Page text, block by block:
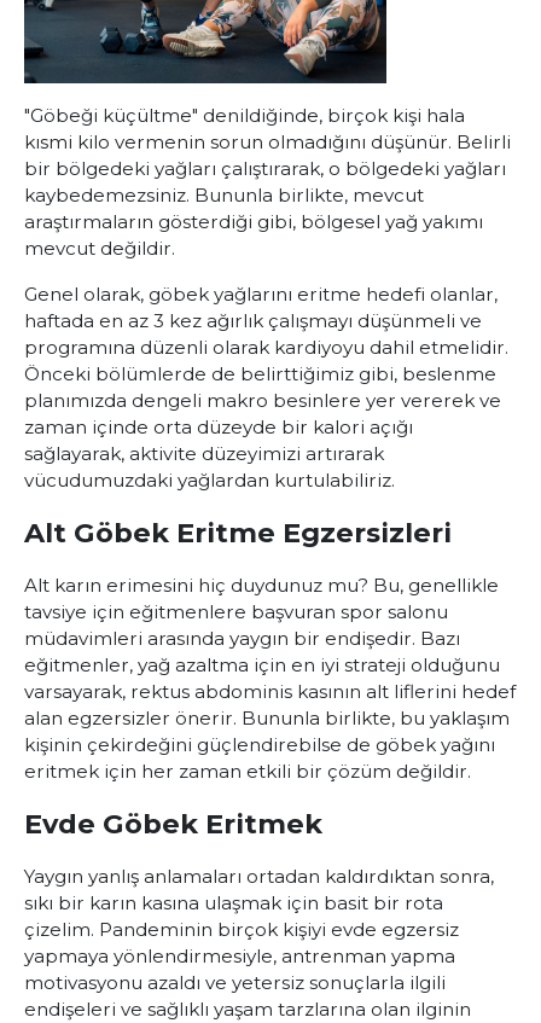
"Göbeği küçültme" denildiğinde, birçok kişi hala
kısmi kilo vermenin sorun olmadığını düşünür. Belirli
bir bölgedeki yağları çalıştırarak, o bölgedeki yağları
kaybedemezsiniz. Bununla birlikte, mevcut
araştırmaların gösterdiği gibi, bölgesel yağ yakımı
mevcut değildir.
Genel olarak, göbek yağlarını eritme hedefi olanlar,
haftada en az 3 kez ağırlık çalışmayı düşünmeli ve
programına düzenli olarak kardiyoyu dahil etmelidir.
Önceki bölümlerde de belirttiğimiz gibi, beslenme
planımızda dengeli makro besinlere yer vererek ve
zaman içinde orta düzeyde bir kalori açığı
sağlayarak, aktivite düzeyimizi artırarak
vücudumuzdaki yağlardan kurtulabiliriz.
Alt Göbek Eritme Egzersizleri
Alt karın erimesini hiç duydunuz mu? Bu, genellikle
tavsiye için eğitmenlere başvuran spor salonu
müdavimleri arasında yaygın bir endişedir. Bazı
eğitmenler, yağ azaltma için en iyi strateji olduğunu
varsayarak, rektus abdominis kasının alt liflerini hedef
alan egzersizler önerir. Bununla birlikte, bu yaklaşım
kişinin çekirdeğini güçlendirebilse de göbek yağını
eritmek için her zaman etkili bir çözüm değildir.
Evde Göbek Eritmek
Yaygın yanlış anlamaları ortadan kaldırdıktan sonra,
sıkı bir karın kasına ulaşmak için basit bir rota
çizelim. Pandeminin birçok kişiyi evde egzersiz
yapmaya yönlendirmesiyle, antrenman yapma
motivasyonu azaldı ve yetersiz sonuçlarla ilgili
endişeleri ve sağlıklı yaşam tarzlarına olan ilginin